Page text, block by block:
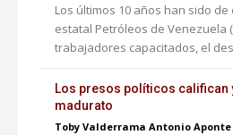
Los últimos 10 años han sido
estatal Petróleos de Venezuela
trabajadores capacitados, el
Los presos políticos califican
madurato
Toby Valderrama Antonio Aponte